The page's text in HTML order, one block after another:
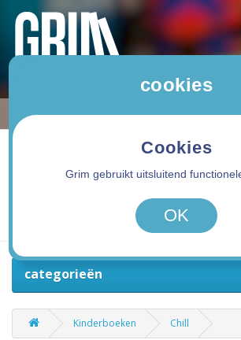
0 product(en) - 0,00€
categorieën
Kinderboeken Chill
cookies
Cookies
Grim gebruikt uitsluitend
OK